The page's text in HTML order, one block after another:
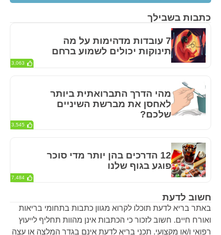
חשוב לדעת
באתר בריא לדעת תוכלו לקרוא מגוון כתבות בתחומי בריאות
ואורח חיים. חשוב לזכור כי הכתבות אינן מהוות תחליף לייעוץ
רפואי ו/או מקצועי. תכני בריא לדעת אינם בגדר המלצה או עצה
כתבות בשבילך
7 עובדות מדהימות על מה
תינוקות יכולים לשמוע ברחם
3,063
מהי הדרך התברואתית ביותר
לאחסן את מברשת השיניים
שלכם?
3,545
12 הדרכים בהן יותר מדי סוכר
פוגע בגוף שלנו
7,484